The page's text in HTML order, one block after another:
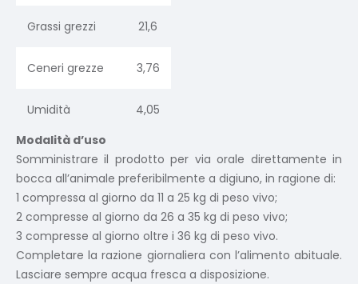
Grassi grezzi 21,6
Ceneri grezze 3,76
Umidità
4,05
Modalità d’uso
Somministrare il prodotto per via orale direttamente in
bocca all’animale preferibilmente a digiuno, in ragione di:
1 compressa al giorno da 11 a 25 kg di peso vivo;
2 compresse al giorno da 26 a 35 kg di peso vivo;
3 compresse al giorno oltre i 36 kg di peso vivo.
Completare la razione giornaliera con l’alimento abituale.
Lasciare sempre acqua fresca a disposizione.